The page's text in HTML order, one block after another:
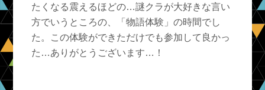
たくなる震えるほどの…謎クラが大好きな言い
方でいうところの、「物語体験」の時間でし
た。この体験ができただけでも参加して良かっ
た…ありがとうございます…！